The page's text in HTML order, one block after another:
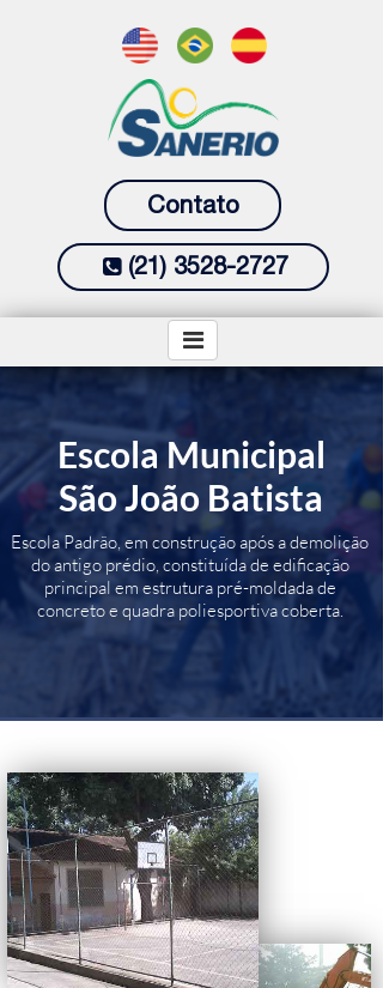
(21) 3528-2727
Contato
Escola Municipal
São João Batista
Escola Padrão, em construção após a demolição
do antigo prédio, constituída de edificação
principal em estrutura pré-moldada de
concreto e quadra poliesportiva coberta.